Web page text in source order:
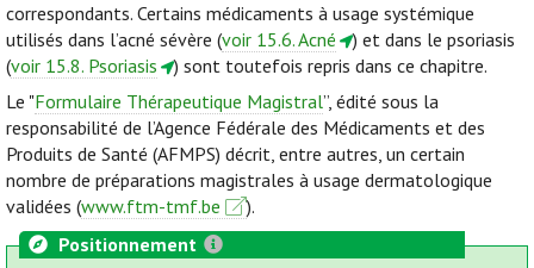
correspondants. Certains médicaments à usage systémique
utilisés dans l’acné sévère (voir 15.6. Acné
) et dans le psoriasis
(voir 15.8. Psoriasis
) sont toutefois repris dans ce chapitre.
Le "Formulaire Thérapeutique Magistral”, édité sous la
responsabilité de l’Agence Fédérale des Médicaments et des
Produits de Santé (AFMPS) décrit, entre autres, un certain
nombre de préparations magistrales à usage dermatologique
validées (www.ftm-tmf.be
).
Positionnement